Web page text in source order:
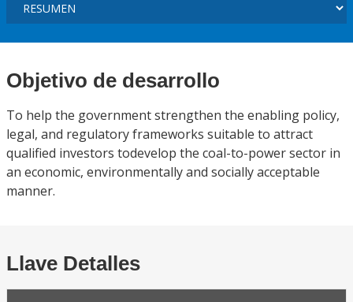
Objetivo de desarrollo
To help the government strengthen the enabling policy,
legal, and regulatory frameworks suitable to attract
qualified investors todevelop the coal-to-power sector in
an economic, environmentally and socially acceptable
manner.
Llave Detalles